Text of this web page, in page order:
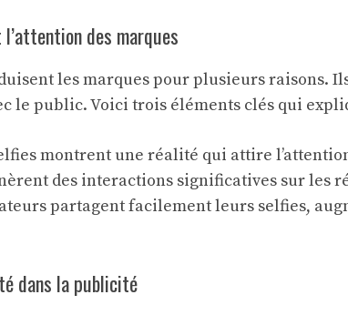
des marques
les marques pour plusieurs raisons.
le public. Voici trois éléments clés qui
montrent une réalité qui attire
des interactions significatives sur les
partagent facilement leurs selfies,
dans la publicité